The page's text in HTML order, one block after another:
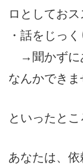
ロとしてお
・話をじっ
→聞かずに
なんかできま
といったとこ
あなたは、